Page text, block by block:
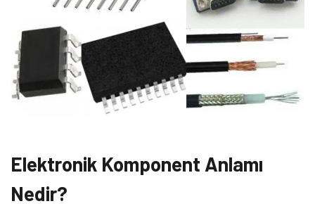
Elektronik Komponent Anlamı
Nedir?